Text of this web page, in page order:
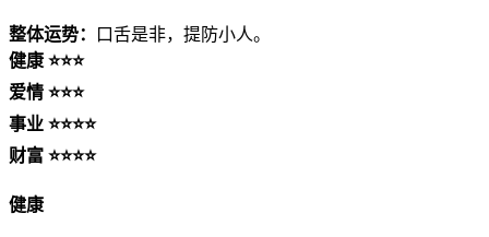
整体运势：
口舌是非，提防小人。
健康 ⭐⭐⭐
爱情 ⭐⭐⭐
事业 ⭐⭐⭐⭐
财富 ⭐⭐⭐⭐
健康